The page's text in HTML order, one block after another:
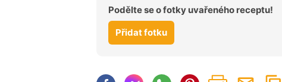
Podělte se o fotky uvařeného receptu!
Přidat fotku